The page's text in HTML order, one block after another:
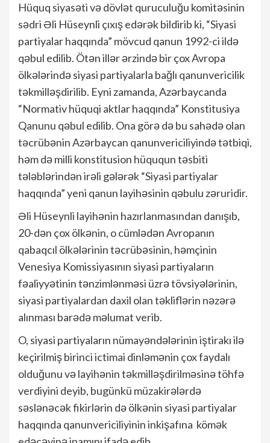
Hüquq siyasəti və dövlət quruculuğu komitəsinin
sədri Əli Hüseynli çıxış edərək bildirib ki, “Siyasi
partiyalar haqqında” mövcud qanun 1992-ci ildə
qəbul edilib. Ötən illər ərzində bir çox Avropa
ölkələrində siyasi partiyalarla bağlı qanunvericilik
təkmilləşdirilib. Eyni zamanda, Azərbaycanda
“Normativ hüquqi aktlar haqqında” Konstitusiya
Qanunu qəbul edilib. Ona görə də bu sahədə olan
təcrübənin Azərbaycan qanunvericiliyində tətbiqi,
həm də milli konstitusion hüququn təsbiti
tələblərindən irəli gələrək “Siyasi partiyalar
haqqında” yeni qanun layihəsinin qəbulu zəruridir.
Əli Hüseynli layihənin hazırlanmasından danışıb,
20-dən çox ölkənin, o cümlədən Avropanın
qabaqcıl ölkələrinin təcrübəsinin, həmçinin
Venesiya Komissiyasının siyasi partiyaların
fəaliyyətinin tənzimlənməsi üzrə tövsiyələrinin,
siyasi partiyalardan daxil olan təkliflərin nəzərə
alınması barədə məlumat verib.
O, siyasi partiyaların nümayəndələrinin iştirakı ilə
keçirilmiş birinci ictimai dinləmənin çox faydalı
olduğunu və layihənin təkmilləşdirilməsinə töhfə
verdiyini deyib, bugünkü müzakirələrdə
səslənəcək fikirlərin də ölkənin siyasi partiyalar
haqqında qanunvericiliyinin inkişafına kömək